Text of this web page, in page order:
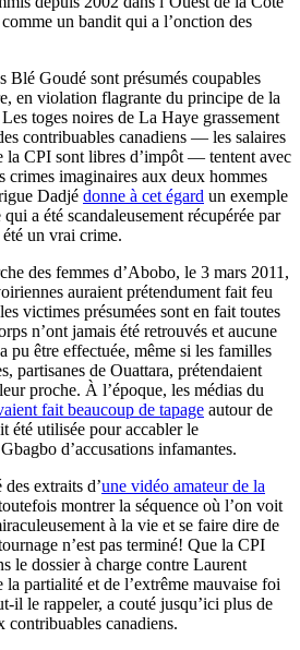
un bandit qui a l’onction des
Blé Goudé sont présumés coupables
en violation flagrante du principe de la
toges noires de La Haye grassement
contribuables canadiens — les salaires
la CPI sont libres d’impôt — tentent avec
crimes imaginaires aux deux hommes
Dadjé donne à cet égard un exemple
a été scandaleusement récupérée par
un vrai crime.
des femmes d’Abobo, le 3 mars 2011,
auraient prétendument fait feu
victimes présumées sont en fait toutes
n’ont jamais été retrouvés et aucune
pu être effectuée, même si les familles
partisanes de Ouattara, prétendaient
proche. À l’époque, les médias du
fait beaucoup de tapage autour de
été utilisée pour accabler le
d’accusations infamantes.
extraits d’une vidéo amateur de la
montrer la séquence où l’on voit
à la vie et se faire dire de
n’est pas terminé! Que la CPI
le dossier à charge contre Laurent
la partialité et de l’extrême mauvaise foi
il le rappeler, a couté jusqu’ici plus de
canadiens.